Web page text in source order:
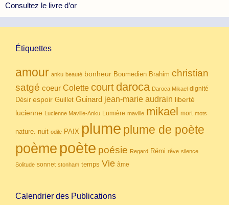
Consultez le livre d’or
Étiquettes
amour anku beauté bonheur Boumedien Brahim christian
satgé coeur Colette court daroca Daroca Mikael dignité
Désir espoir Guillet Guinard jean-marie audrain liberté
lucienne Lucienne Maville-Anku Lumière maville mikael mort mots
nature. nuit odile PAIX plume plume de poète
poème poète poésie Regard Rémi rêve silence
Solitude sonnet stonham temps Vie âme
Calendrier des Publications